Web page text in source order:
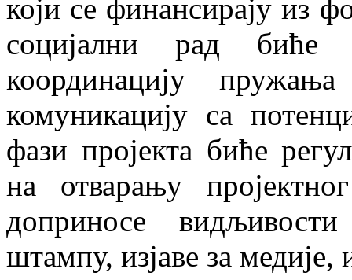
који се финансирају из
социјални рад
координацију
комуникацију са
фази пројекта биће
на отварању
доприносе
штампу, изјаве за медије,